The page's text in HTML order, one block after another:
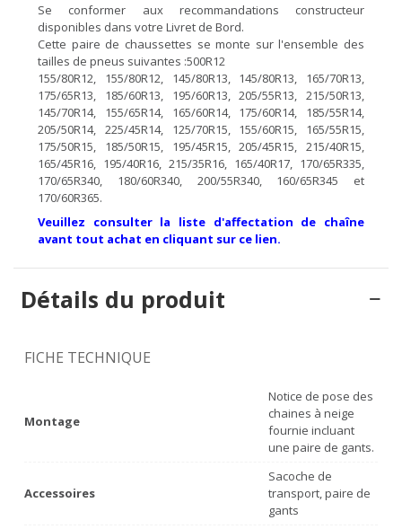
Se conformer aux recommandations constructeur
disponibles dans votre Livret de Bord.
Cette paire de chaussettes se monte sur l'ensemble des
tailles de pneus suivantes :500R12
155/80R12, 155/80R12, 145/80R13, 145/80R13, 165/70R13,
175/65R13, 185/60R13, 195/60R13, 205/55R13, 215/50R13,
145/70R14, 155/65R14, 165/60R14, 175/60R14, 185/55R14,
205/50R14, 225/45R14, 125/70R15, 155/60R15, 165/55R15,
175/50R15, 185/50R15, 195/45R15, 205/45R15, 215/40R15,
165/45R16, 195/40R16, 215/35R16, 165/40R17, 170/65R335,
170/65R340, 180/60R340, 200/55R340, 160/65R345 et
170/60R365.
Veuillez consulter la liste d'affectation de chaîne
avant tout achat en cliquant sur ce lien.
Détails du produit
FICHE TECHNIQUE
Montage
Notice de pose des
chaines à neige
fournie incluant
une paire de gants.
Accessoires
Sacoche de
transport, paire de
gants